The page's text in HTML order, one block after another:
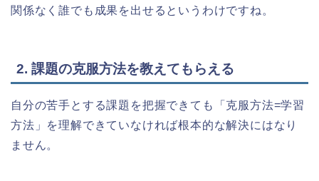
関係なく誰でも成果を出せるというわけですね。
2. 課題の克服方法を教えてもらえる
自分の苦手とする課題を把握できても「克服方法=学習
方法」を理解できていなければ根本的な解決にはなり
ません。